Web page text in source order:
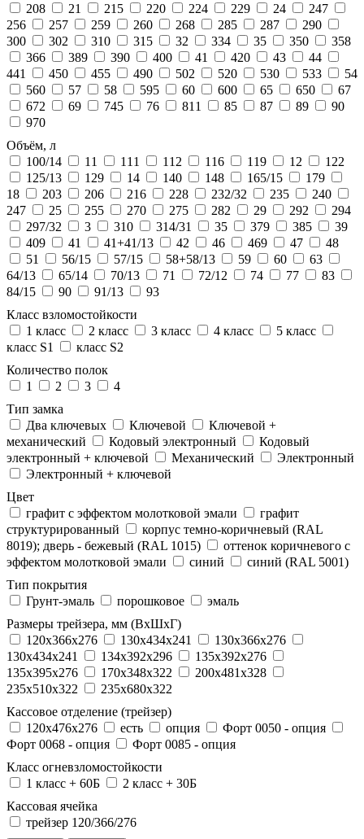
208
21 215 220 224 229 24
247
256
257 259 260 268 285 287
290
300
302 310 315 32 334 35 350
358
366
389 390 400 41 420 43
44
441
450 455 490 502 520 530 533
54
560
57 58 595 60 600 65 650
67
672
69 745 76 811 85 87 89
90
970
Объём, л
100/14
11 111 112 116 119 12
122
125/13
129 14 140 148 165/15
179
18
203 206 216 228 232/32 235
240
247
25 255 270 275 282 29 292
294
297/32
3 310 314/31 35 379 385
39
409
41 41+41/13 42 46 469 47
48
51
56/15 57/15 58+58/13 59 60
63
64/13
65/14 70/13 71 72/12 74 77
83
84/15
90 91/13
93
Класс взломостойкости
1 класс
2 класс 3 класс 4 класс
5 класс
класс S1
класс S2
Количество полок
1
2 3
4
Тип замка
Два ключевых
Ключевой
Ключевой +
механический
Кодовый электронный
Кодовый
электронный + ключевой
Механический
Электронный
Электронный + ключевой
Цвет
графит с эффектом молотковой эмали
графит
структурированный
корпус темно-коричневый (RAL
8019); дверь - бежевый (RAL 1015)
оттенок коричневого с
эффектом молотковой эмали
синий
синий (RAL 5001)
Тип покрытия
Грунт-эмаль
порошковое
эмаль
Размеры трейзера, мм (ВхШхГ)
120x366x276
130x434x241
130х366х276
130х434х241
134x392x296
135x392x276
135x395x276
170x348x322
200x481x328
235x510x322
235x680x322
Кассовое отделение (трейзер)
120х476х276
есть опция
Форт 0050 - опция
Форт 0068 - опция
Форт 0085 - опция
Класс огневзломостойкости
1 класс + 60Б
2 класс + 30Б
Кассовая ячейка
трейзер 120/366/276